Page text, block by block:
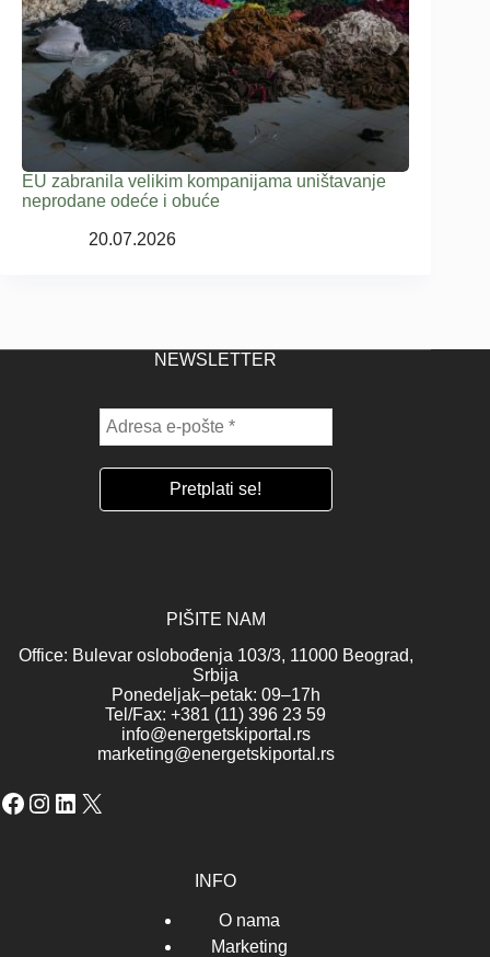
EU zabranila velikim kompanijama uništavanje
neprodane odeće i obuće
20.07.2026
NEWSLETTER
PIŠITE NAM
Office: Bulevar oslobođenja 103/3, 11000 Beograd,
Srbija
Ponedeljak–petak: 09–17h
Tel/Fax: +381 (11) 396 23 59
info@energetskiportal.rs
marketing@energetskiportal.rs
Facebook
Instagram
LinkedIn
X
INFO
O nama
Marketing